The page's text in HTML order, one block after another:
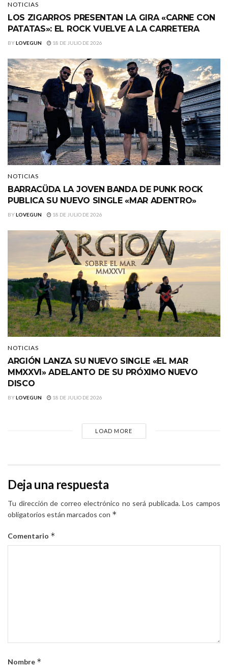
NOTICIAS
LOS ZIGARROS PRESENTAN LA GIRA «CARNE CON
PATATAS»: EL ROCK VUELVE A LA CARRETERA
BYLOVEGUN 18 DE JULIO DE 2026
NOTICIAS
BARRACÜDA LA JOVEN BANDA DE PUNK ROCK
PUBLICA SU NUEVO SINGLE «MAR ADENTRO»
BYLOVEGUN 18 DE JULIO DE 2026
NOTICIAS
ARGIÓN LANZA SU NUEVO SINGLE «EL MAR
MMXXVI» ADELANTO DE SU PRÓXIMO NUEVO
DISCO
BYLOVEGUN 18 DE JULIO DE 2026
LOAD MORE
Deja una respuesta
Tu dirección de correo electrónico no será publicada. Los campos
obligatorios están marcados con *
Comentario *
Nombre *